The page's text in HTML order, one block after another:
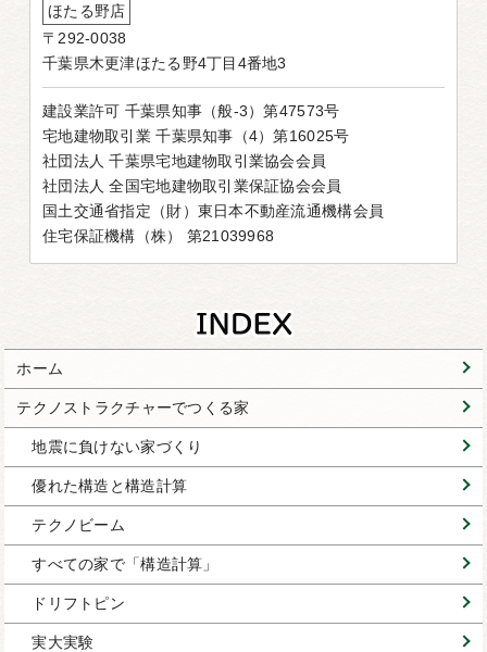
ほたる野店
〒292-0038
千葉県木更津ほたる野4丁目4番地3
建設業許可 千葉県知事（般-3）第47573号
宅地建物取引業 千葉県知事（4）第16025号
社団法人 千葉県宅地建物取引業協会会員
社団法人 全国宅地建物取引業保証協会会員
国土交通省指定（財）東日本不動産流通機構会員
住宅保証機構（株） 第21039968
ホーム
テクノストラクチャーでつくる家
地震に負けない家づくり
優れた構造と構造計算
テクノビーム
すべての家で「構造計算」
ドリフトピン
実大実験